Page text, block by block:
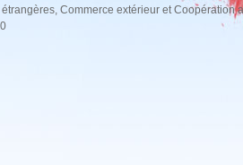
étrangères, Commerce extérieur et Coopération